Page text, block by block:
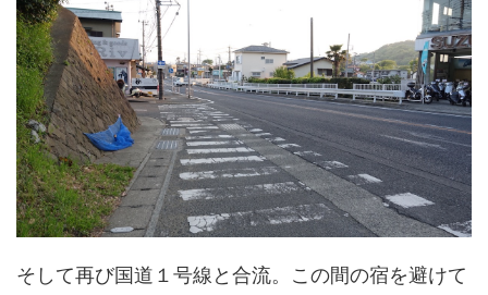
そして再び国道１号線と合流。この間の宿を避けて